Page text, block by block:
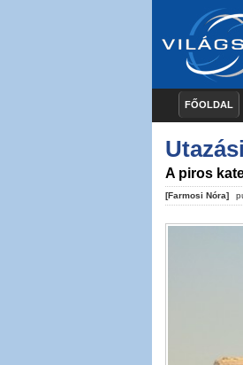
FŐOLDAL
A piros
[Farmosi Nóra]